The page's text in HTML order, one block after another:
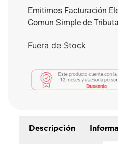
Emitimos Facturación
Comun Simple de
Fuera de Stock
Descripción